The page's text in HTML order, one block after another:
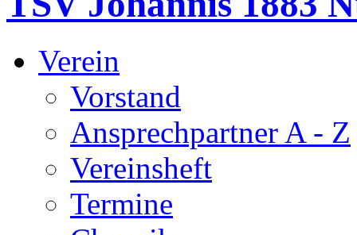
Verein
Vorstand
Ansprechpartner A - Z
Vereinsheft
Termine